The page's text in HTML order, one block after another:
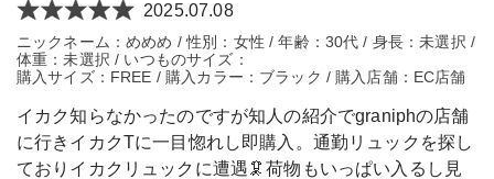
2025.07.08
ニックネーム：めめめ / 性別：女性 / 年齢：30代 / 身長：未選択 /
体重：未選択 / いつものサイズ：
購入サイズ：FREE / 購入カラー：ブラック / 購入店舗：EC店舗
イカク知らなかったのですが知人の紹介でgraniphの店舗
に行きイカクTに一目惚れし即購入。通勤リュックを探し
ておりイカクリュックに遭遇🦑荷物もいっぱい入るし見